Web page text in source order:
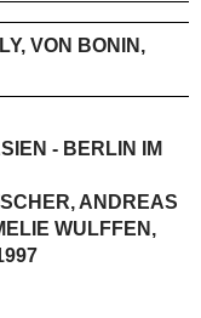
VON BONIN,
- BERLIN IM
ANDREAS
WULFFEN,